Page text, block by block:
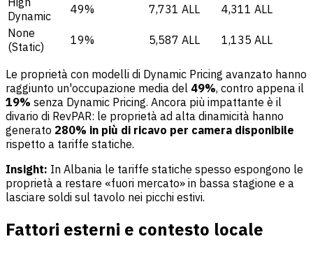
Dynamic
49% 7,731 ALL
4,311 ALL
None
(Static)
19% 5,587 ALL 1,135 ALL
Le proprietà con modelli di Dynamic Pricing avanzato hanno
raggiunto un'occupazione media del 49%, contro appena il
19% senza Dynamic Pricing. Ancora più impattante è il
divario di RevPAR: le proprietà ad alta dinamicità hanno
generato 280% in più di ricavo per camera disponibile
rispetto a tariffe statiche.
Insight: In Albania le tariffe statiche spesso espongono le
proprietà a restare «fuori mercato» in bassa stagione e a
lasciare soldi sul tavolo nei picchi estivi.
Fattori esterni e contesto locale